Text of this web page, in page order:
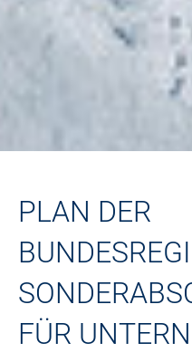
PLAN DER
FÜR